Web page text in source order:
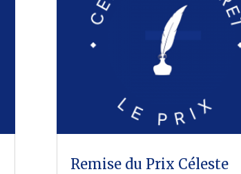
Remise du Prix Céleste